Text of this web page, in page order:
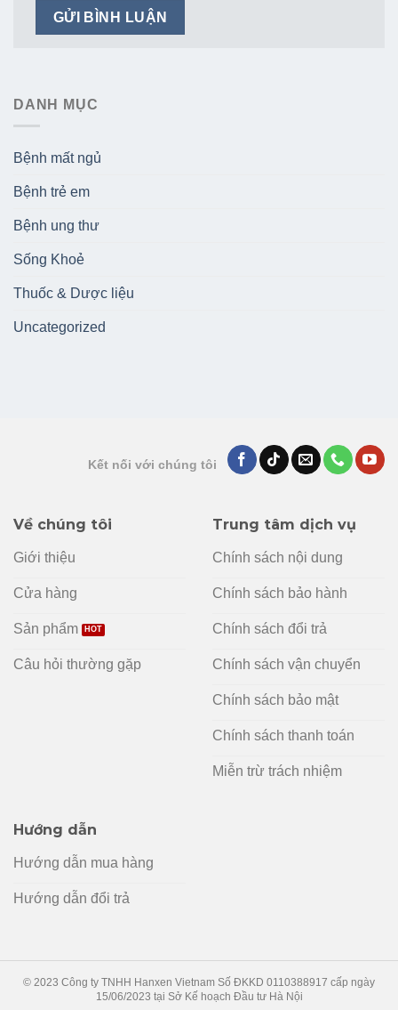
DANH MỤC
Bệnh mất ngủ
Bệnh trẻ em
Bệnh ung thư
Sống Khoẻ
Thuốc & Dược liệu
Uncategorized
Kết nối với chúng tôi
Về chúng tôi
Giới thiệu
Cửa hàng
Sản phẩm
Câu hỏi thường gặp
Trung tâm dịch vụ
Chính sách nội dung
Chính sách bảo hành
Chính sách đổi trả
Chính sách vận chuyển
Chính sách bảo mật
Chính sách thanh toán
Miễn trừ trách nhiệm
Hướng dẫn
Hướng dẫn mua hàng
Hướng dẫn đổi trả
© 2023 Công ty TNHH Hanxen Vietnam Số ĐKKD 0110388917 cấp ngày
15/06/2023 tại Sở Kế hoạch Đầu tư Hà Nội